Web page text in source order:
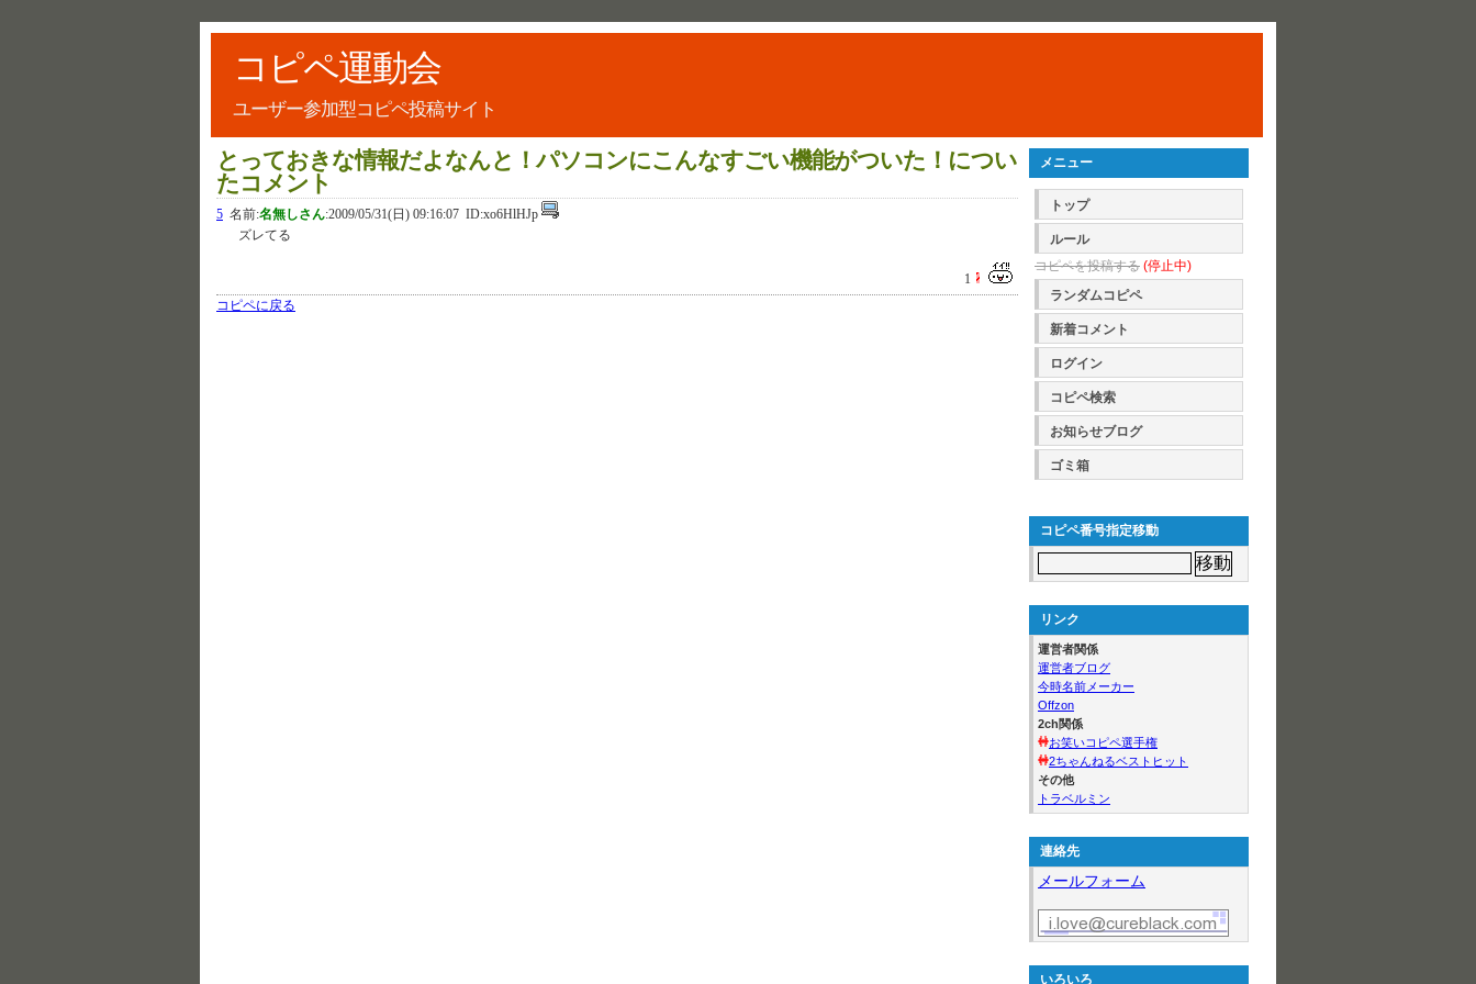
コピペ運動会
ユーザー参加型コピペ投稿サイト
とっておきな情報だよなんと！パソコンにこんなすごい機能がついた！につい
たコメント
5 名前:名無しさん:2009/05/31(日) 09:16:07 ID:xo6HlHJp
ズレてる
1
コピペに戻る
メニュー
トップ
ルール
コピペを投稿する (停止中)
ランダムコピペ
新着コメント
ログイン
コピペ検索
お知らせブログ
ゴミ箱
コピペ番号指定移動
リンク
運営者関係
運営者ブログ
今時名前メーカー
Offzon
2ch関係
お笑いコピペ選手権
2ちゃんねるベストヒット
その他
トラベルミン
連絡先
メールフォーム
いろいろ